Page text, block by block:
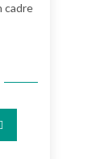
cadre